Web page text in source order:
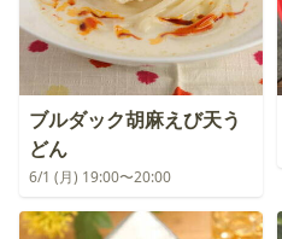
ブルダック胡麻えび天う
どん
6/1 (月) 19:00〜20:00